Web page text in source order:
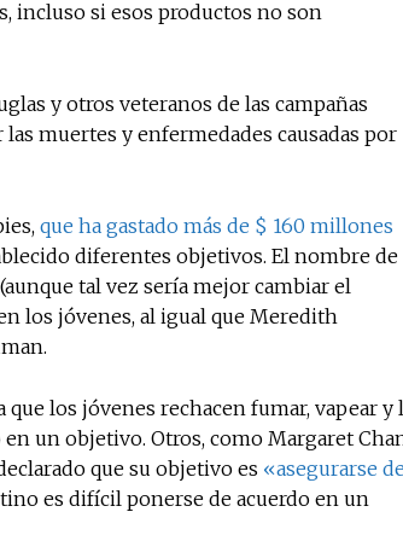
incluso si esos productos no son
y otros veteranos de las campañas
muertes y enfermedades causadas por
que ha gastado más de $ 160 millones
diferentes objetivos. El nombre de
tal vez sería mejor cambiar el
los jóvenes, al igual que Meredith
los jóvenes rechacen fumar, vapear y
un objetivo. Otros, como Margaret
que su objetivo es «asegurarse de
es difícil ponerse de acuerdo en un